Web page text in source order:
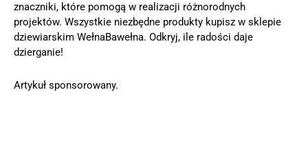
znaczniki, które pomogą w realizacji różnorodnych
projektów. Wszystkie niezbędne produkty kupisz w sklepie
dziewiarskim WełnaBawełna. Odkryj, ile radości daje
dzierganie!
Artykuł sponsorowany.